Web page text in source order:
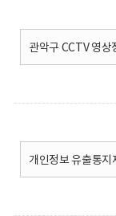
관악구 CCTV 영상
개인정보 유출통지